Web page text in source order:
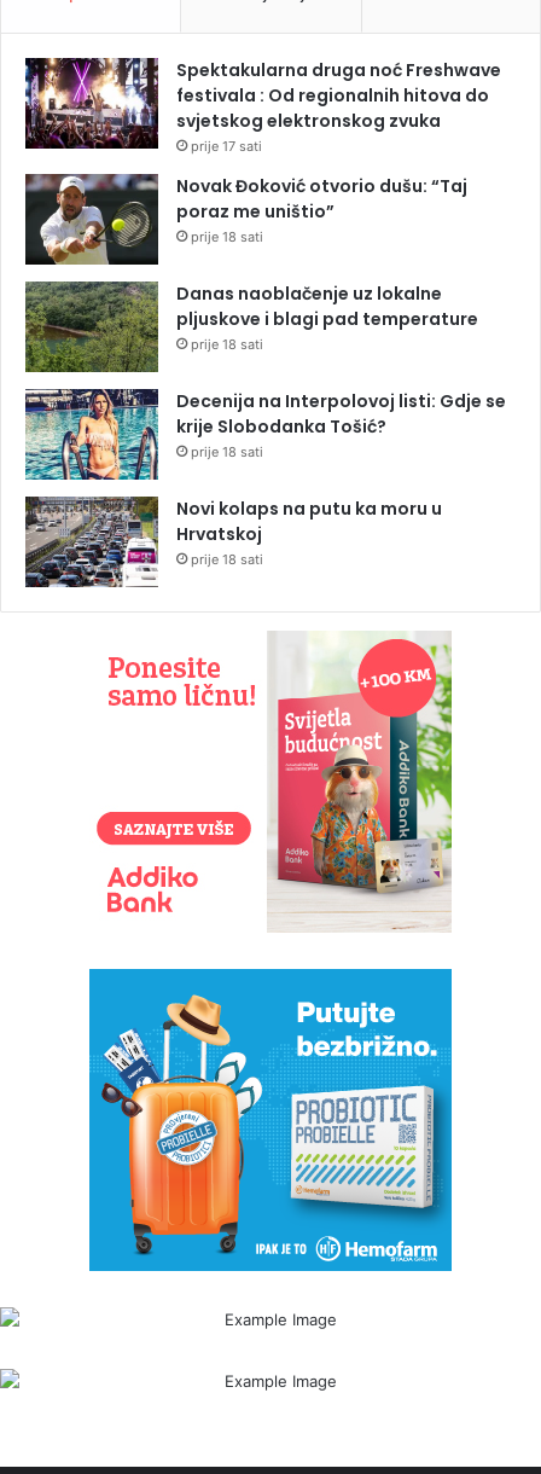
Spektakularna druga noć Freshwave
festivala : Od regionalnih hitova do
svjetskog elektronskog zvuka
prije 17 sati
Novak Đoković otvorio dušu: “Taj
poraz me uništio”
prije 18 sati
Danas naoblačenje uz lokalne
pljuskove i blagi pad temperature
prije 18 sati
Decenija na Interpolovoj listi: Gdje se
krije Slobodanka Tošić?
prije 18 sati
Novi kolaps na putu ka moru u
Hrvatskoj
prije 18 sati